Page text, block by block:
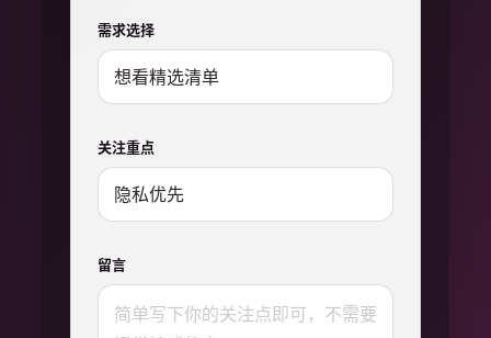
需求选择
关注重点
留言